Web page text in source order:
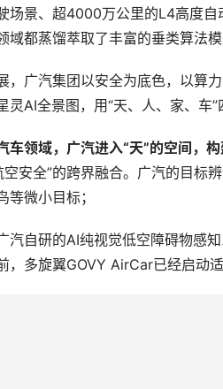
场景、超4000万公里的L4高度
域都蒸馏萃取了丰富的垂类算法模
，广汽集团以安全为底色，以算
灵AI全景图，用“天、人、家、车
车领域，广汽进入“天”的空间，构
空安全”的跨界融合。广汽的目标
等微小目标；
汽自研的AI纯视觉低空障碍物感
，多旋翼GOVY AirCar已经启动